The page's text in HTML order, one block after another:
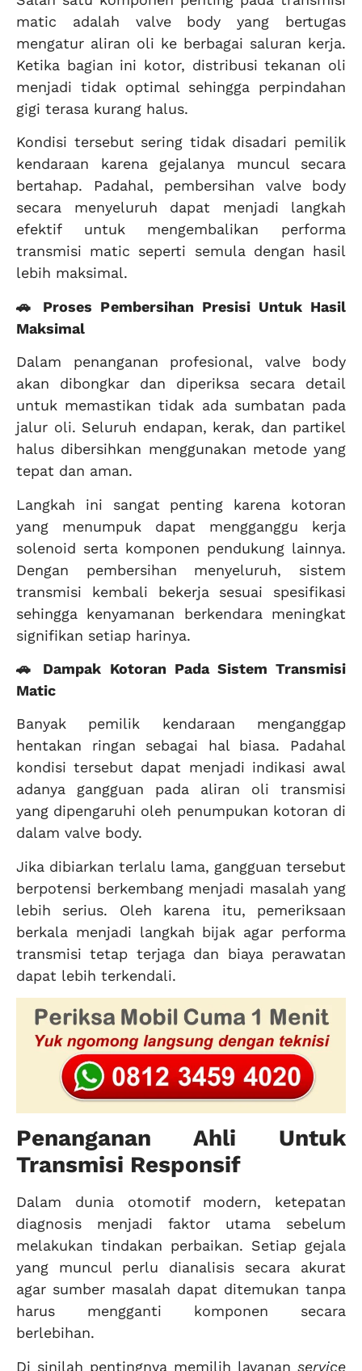
matic adalah valve body yang bertugas
mengatur aliran oli ke berbagai saluran kerja.
Ketika bagian ini kotor, distribusi tekanan oli
menjadi tidak optimal sehingga perpindahan
gigi terasa kurang halus.
Kondisi tersebut sering tidak disadari pemilik
kendaraan karena gejalanya muncul secara
bertahap. Padahal, pembersihan valve body
secara menyeluruh dapat menjadi langkah
efektif untuk mengembalikan performa
transmisi matic seperti semula dengan hasil
lebih maksimal.
🚗 Proses Pembersihan Presisi Untuk Hasil
Maksimal
Dalam penanganan profesional, valve body
akan dibongkar dan diperiksa secara detail
untuk memastikan tidak ada sumbatan pada
jalur oli. Seluruh endapan, kerak, dan partikel
halus dibersihkan menggunakan metode yang
tepat dan aman.
Langkah ini sangat penting karena kotoran
yang menumpuk dapat mengganggu kerja
solenoid serta komponen pendukung lainnya.
Dengan pembersihan menyeluruh, sistem
transmisi kembali bekerja sesuai spesifikasi
sehingga kenyamanan berkendara meningkat
signifikan setiap harinya.
🚗 Dampak Kotoran Pada Sistem Transmisi
Matic
Banyak pemilik kendaraan menganggap
hentakan ringan sebagai hal biasa. Padahal
kondisi tersebut dapat menjadi indikasi awal
adanya gangguan pada aliran oli transmisi
yang dipengaruhi oleh penumpukan kotoran di
dalam valve body.
Jika dibiarkan terlalu lama, gangguan tersebut
berpotensi berkembang menjadi masalah yang
lebih serius. Oleh karena itu, pemeriksaan
berkala menjadi langkah bijak agar performa
transmisi tetap terjaga dan biaya perawatan
dapat lebih terkendali.
Penanganan Ahli Untuk
Transmisi Responsif
Dalam dunia otomotif modern, ketepatan
diagnosis menjadi faktor utama sebelum
melakukan tindakan perbaikan. Setiap gejala
yang muncul perlu dianalisis secara akurat
agar sumber masalah dapat ditemukan tanpa
harus mengganti komponen secara
berlebihan.
Di sinilah pentingnya memilih layanan service